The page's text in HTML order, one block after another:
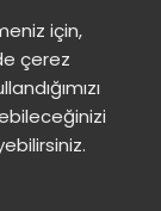
için,
çerez